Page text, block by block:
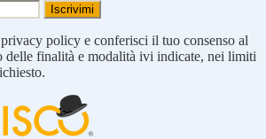
policy e conferisci il tuo consenso al
delle finalità e modalità ivi indicate, nei limiti